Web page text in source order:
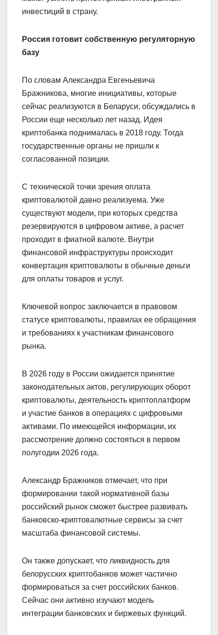
инвестиций в страну.
Россия готовит собственную регуляторную
базу
По словам Александра Евгеньевича
Бражникова, многие инициативы, которые
сейчас реализуются в Беларуси, обсуждались в
России еще несколько лет назад. Идея
криптобанка поднималась в 2018 году. Тогда
государственные органы не пришли к
согласованной позиции.
С технической точки зрения оплата
криптовалютой давно реализуема. Уже
существуют модели, при которых средства
резервируются в цифровом активе, а расчет
проходит в фиатной валюте. Внутри
финансовой инфраструктуры происходит
конвертация криптовалюты в обычные деньги
для оплаты товаров и услуг.
Ключевой вопрос заключается в правовом
статусе криптовалюты, правилах ее обращения
и требованиях к участникам финансового
рынка.
В 2026 году в России ожидается принятие
законодательных актов, регулирующих оборот
криптовалюты, деятельность криптоплатформ
и участие банков в операциях с цифровыми
активами. По имеющейся информации, их
рассмотрение должно состояться в первом
полугодии 2026 года.
Александр Бражников отмечает, что при
формировании такой нормативной базы
российский рынок сможет быстрее развивать
банковско-криптовалютные сервисы за счет
масштаба финансовой системы.
Он также допускает, что ликвидность для
белорусских криптобанков может частично
формироваться за счет российских банков.
Сейчас они активно изучают модель
интеграции банковских и биржевых функций.